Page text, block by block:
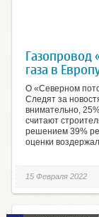
Газопровод
газа в
О «Северном
Следят за
внимательно,
считают
решением 39%
оценки
15 Февраля 2022